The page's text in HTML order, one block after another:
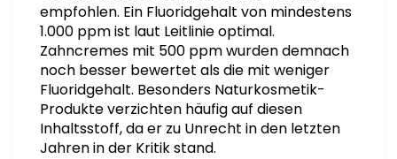
empfohlen. Ein Fluoridgehalt von mindestens
1.000 ppm ist laut Leitlinie optimal.
Zahncremes mit 500 ppm wurden demnach
noch besser bewertet als die mit weniger
Fluoridgehalt. Besonders Naturkosmetik-
Produkte verzichten häufig auf diesen
Inhaltsstoff, da er zu Unrecht in den letzten
Jahren in der Kritik stand.